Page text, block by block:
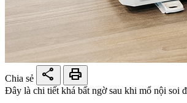
Chia sẻ share print
Đây là chi tiết khá bất ngờ sau khi mổ nội soi